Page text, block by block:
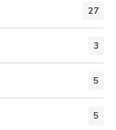
27
3
5
5